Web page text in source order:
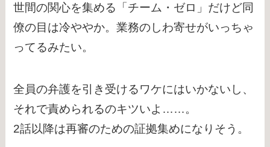
世間の関心を集める「チーム・ゼロ」だけど同
僚の目は冷ややか。業務のしわ寄せがいっちゃ
ってるみたい。
全員の弁護を引き受けるワケにはいかないし、
それで責められるのキツいよ……。
2話以降は再審のための証拠集めになりそう。